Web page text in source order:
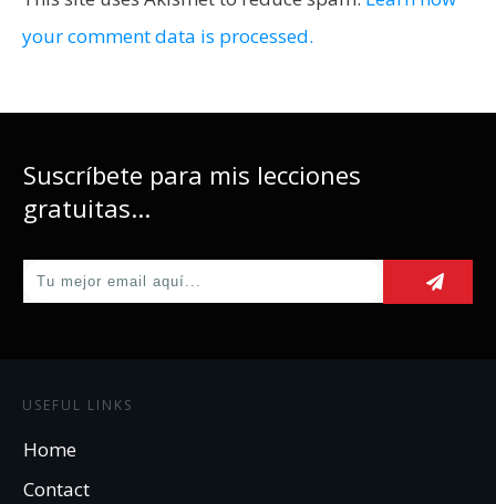
your comment data is processed.
Suscríbete para mis lecciones
gratuitas...
USEFUL LINKS
Home
Contact